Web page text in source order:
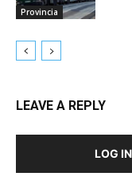
Provincia
LEAVE A REPLY
LOG